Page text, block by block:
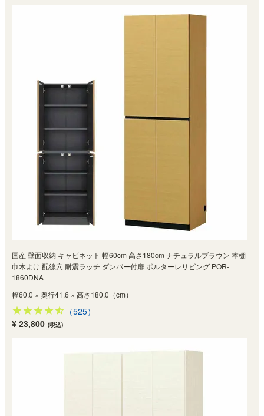
国産 壁面収納 キャビネット 幅60cm 高さ180cm ナチュラルブラウン 本棚
巾木よけ 配線穴 耐震ラッチ ダンパー付扉 ポルターレリビング POR-
1860DNA
幅60.0 × 奥行41.6 × 高さ180.0（cm）
（525）
¥ 23,800 (税込)